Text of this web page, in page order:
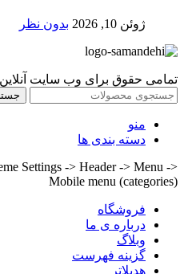
ژوئن 10, 2026 بدون نظر
تمامی حقوق برای وب سایت
منو
دسته بندی ها
Settings -> Header -> Menu ->
Mobile menu (categories)
فروشگاه
درباره ی ما
وبلاگ
گزینه فهرست
هدپلاتر